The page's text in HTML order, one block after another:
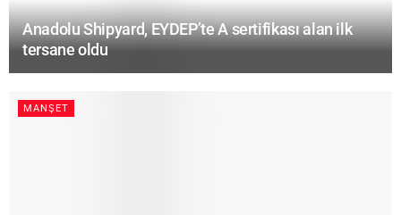
Anadolu Shipyard, EYDEP’te A sertifikası alan ilk
tersane oldu
MANŞET